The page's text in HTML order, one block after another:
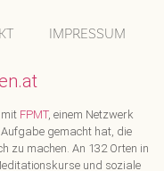
IMPRESSUM
FPMT, einem Netzwerk
gemacht hat, die
zu machen. An 132 Orten in
und soziale